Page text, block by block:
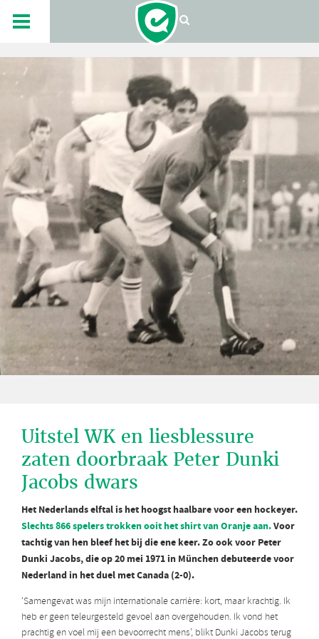
Uitstel WK en liesblessure
zaten doorbraak Peter Dunki
Jacobs dwars
Het Nederlands elftal is het hoogst haalbare voor een hockeyer.
Slechts 866 spelers trokken ooit het shirt van Oranje aan.Voor
tachtig van hen bleef het bij die ene keer. Zo ook voor Peter
Dunki Jacobs, die op 20 mei 1971 in München debuteerde voor
Nederland in het duel met Canada (2-0).
‘Samengevat was mijn internationale carrière: kort, maar krachtig. Ik
heb er geen teleurgesteld gevoel aan overgehouden. Ik vond het
prachtig en voel mij een bevoorrecht mens’, blikt Dunki Jacobs terug